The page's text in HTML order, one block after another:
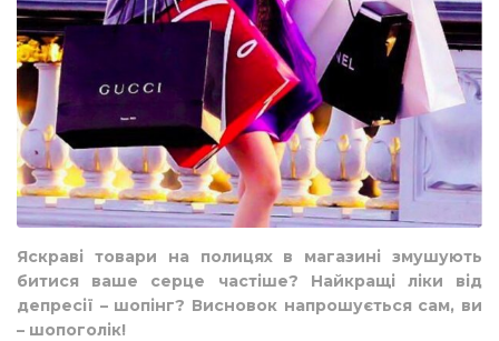
Яскраві товари на полицях в магазині змушують
битися ваше серце частіше? Найкращі ліки від
депресії – шопінг? Висновок напрошується сам, ви
– шопоголік!